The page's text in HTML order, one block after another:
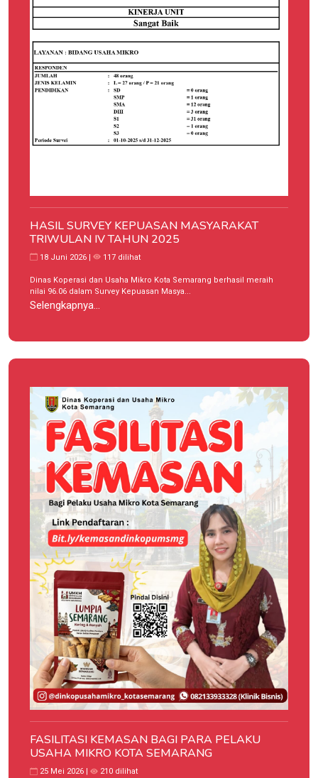
HASIL SURVEY KEPUASAN MASYARAKAT
TRIWULAN IV TAHUN 2025
18 Juni 2026 | 117 dilihat
Dinas Koperasi dan Usaha Mikro Kota Semarang berhasil meraih
nilai 96.06 dalam Survey Kepuasan Masya...
Selengkapnya...
FASILITASI KEMASAN BAGI PARA PELAKU
USAHA MIKRO KOTA SEMARANG
25 Mei 2026 | 210 dilihat